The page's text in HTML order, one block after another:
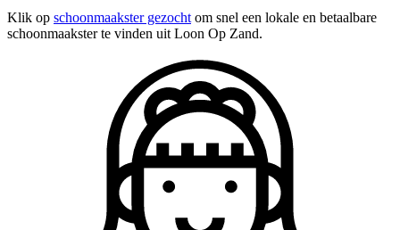
Klik op schoonmaakster gezocht om snel een lokale en betaalbare
schoonmaakster te vinden uit Loon Op Zand.